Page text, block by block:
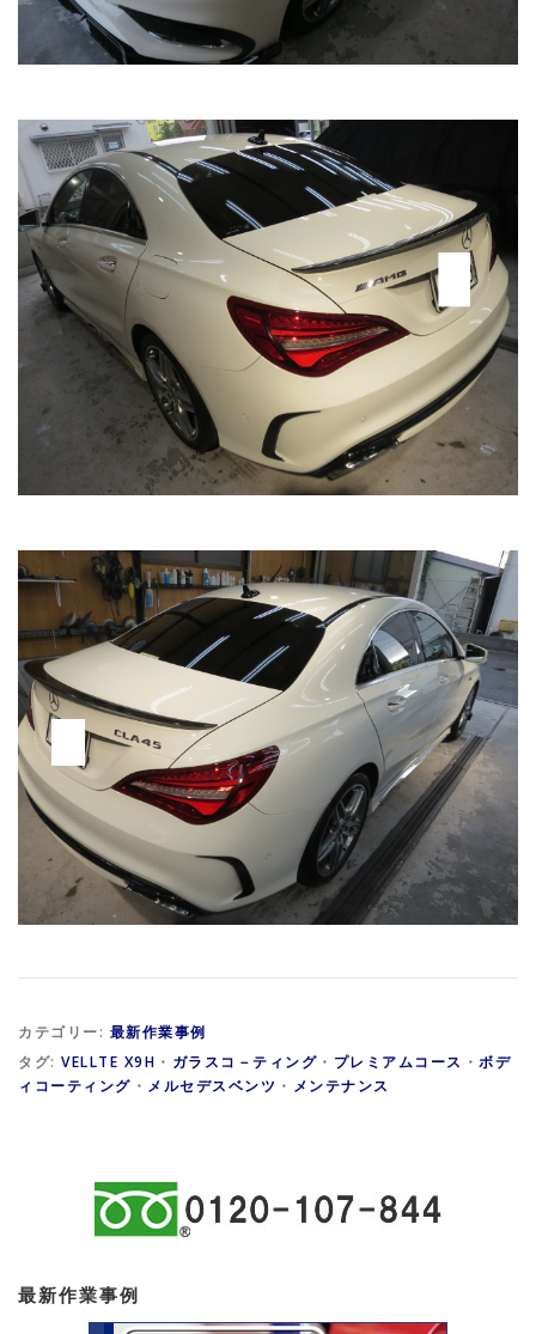
カテゴリー: 最新作業事例
タグ: VELLTE X9H ・ ガラスコ－ティング ・ プレミアムコース ・ ボデ
ィコーティング ・ メルセデスベンツ ・ メンテナンス
最新作業事例